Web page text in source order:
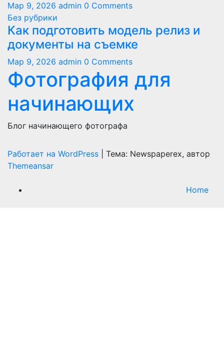
Мар 9, 2026 admin 0 Comments
Без рубрики
Как подготовить модель релиз и
документы на съемке
Мар 9, 2026 admin 0 Comments
Фотография для
начинающих
Блог начинающего фотографа
Работает на WordPress
Тема: Newspaperex, автор
Themeansar
Home